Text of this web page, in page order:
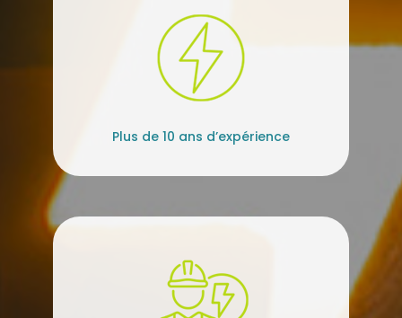
Plus de 10 ans d’expérience